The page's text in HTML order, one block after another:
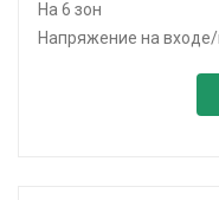
На 6 зон
Напряжение на